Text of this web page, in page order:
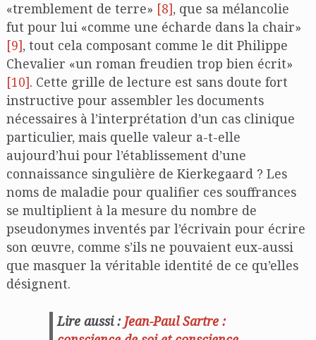
«tremblement de terre» [8], que sa mélancolie
fut pour lui «comme une écharde dans la chair»
[9], tout cela composant comme le dit Philippe
Chevalier «un roman freudien trop bien écrit»
[10]. Cette grille de lecture est sans doute fort
instructive pour assembler les documents
nécessaires à l’interprétation d’un cas clinique
particulier, mais quelle valeur a-t-elle
aujourd’hui pour l’établissement d’une
connaissance singulière de Kierkegaard ? Les
noms de maladie pour qualifier ces souffrances
se multiplient à la mesure du nombre de
pseudonymes inventés par l’écrivain pour écrire
son œuvre, comme s’ils ne pouvaient eux-aussi
que masquer la véritable identité de ce qu’elles
désignent.
Lire aussi : Jean-Paul Sartre :